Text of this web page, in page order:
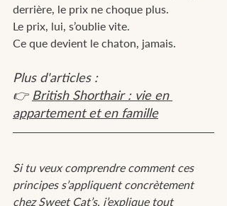
derrière, le prix ne choque plus.
Le prix, lui, s’oublie vite.
Ce que devient le chaton, jamais.
Plus d'articles :
👉 British Shorthair : vie en
appartement et en famille
Si tu veux comprendre comment ces
principes s’appliquent concrètement
chez Sweet Cat’s, j’explique tout